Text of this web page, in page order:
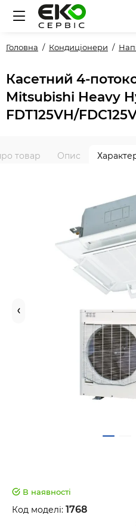
Головна Кондиціонери
Касетний 4-
Mitsubishi Heavy
FDT125VH/
товар Опис
В наявності
Код моделі: 1768